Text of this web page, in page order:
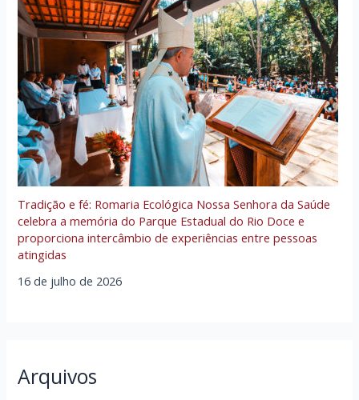
Tradição e fé: Romaria Ecológica Nossa Senhora da Saúde
celebra a memória do Parque Estadual do Rio Doce e
proporciona intercâmbio de experiências entre pessoas
atingidas
16 de julho de 2026
Arquivos